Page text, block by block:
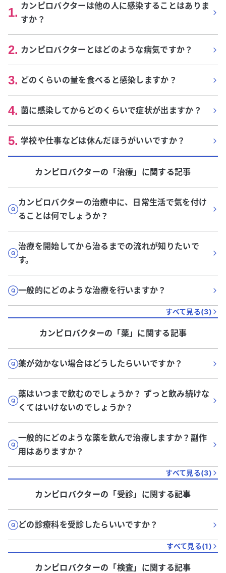
1. カンピロバクターは他の人に感染することはありま
すか？
2. カンピロバクターとはどのような病気ですか？
3. どのくらいの量を食べると感染しますか？
4. 菌に感染してからどのくらいで症状が出ますか？
5. 学校や仕事などは休んだほうがいいですか？
カンピロバクターの「治療」に関する記事
カンピロバクターの治療中に、日常生活で気を付け
ることは何でしょうか？
治療を開始してから治るまでの流れが知りたいで
す。
一般的にどのような治療を行いますか？
すべて見る(3)
カンピロバクターの「薬」に関する記事
薬が効かない場合はどうしたらいいですか？
薬はいつまで飲むのでしょうか？ ずっと飲み続けな
くてはいけないのでしょうか？
一般的にどのような薬を飲んで治療しますか？副作
用はありますか？
すべて見る(3)
カンピロバクターの「受診」に関する記事
どの診療科を受診したらいいですか？
すべて見る(1)
カンピロバクターの「検査」に関する記事